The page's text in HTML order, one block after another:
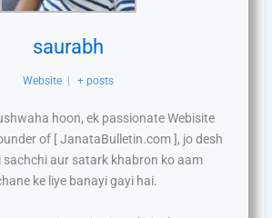
saurabh
Website + posts
hoon, ek passionate Webisite
of [ JanataBulletin.com ], jo desh
sachchi aur satark khabron ko aam
ke liye banayi gayi hai.